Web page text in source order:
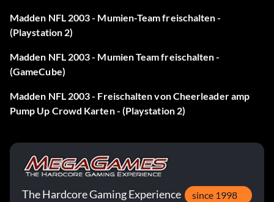
Madden NFL 2003 - Mumien-Team freischalten -
(Playstation 2)
Madden NFL 2003 - Mumien Team freischalten -
(GameCube)
Madden NFL 2003 - Freischalten von Cheerleader amp
Pump Up Crowd Karten - (Playstation 2)
The Hardcore Gaming Experience since 1998